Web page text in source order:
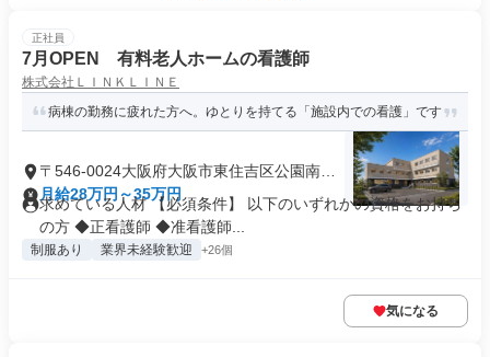
正社員
7月OPEN 有料老人ホームの看護師
株式会社ＬＩＮＫＬＩＮＥ
病棟の勤務に疲れた方へ。ゆとりを持てる「施設内での看護」です
〒546-0024大阪府大阪市東住吉区公園南矢
田
月給28万円～35万円
求めている人材 【必須条件】 以下のいずれかの資格をお持ち
の方 ◆正看護師 ◆准看護師...
制服あり 業界未経験歓迎 +26個
気になる